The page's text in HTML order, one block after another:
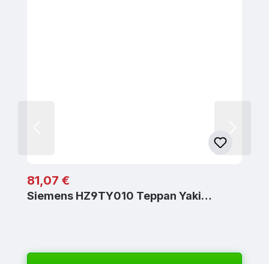
Regulärer Preis:
81,07 €
Siemens HZ9TY010 Teppan Yaki…